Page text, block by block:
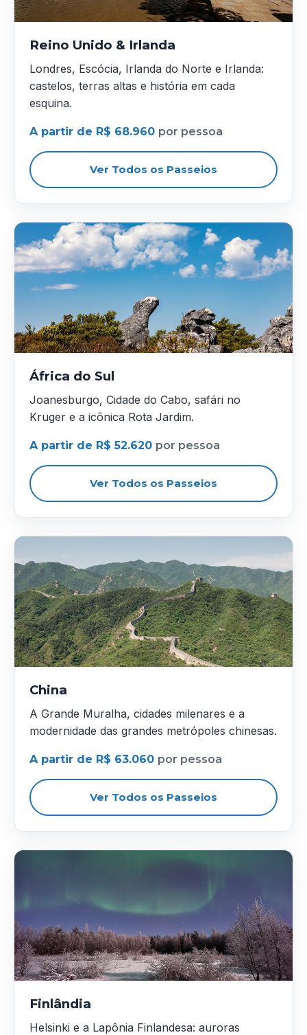
Reino Unido & Irlanda
Londres, Escócia, Irlanda do Norte e Irlanda:
castelos, terras altas e história em cada
esquina.
A partir de R$ 68.960 por pessoa
Ver Todos os Passeios
África do Sul
Joanesburgo, Cidade do Cabo, safári no
Kruger e a icônica Rota Jardim.
A partir de R$ 52.620 por pessoa
Ver Todos os Passeios
China
A Grande Muralha, cidades milenares e a
modernidade das grandes metrópoles chinesas.
A partir de R$ 63.060 por pessoa
Ver Todos os Passeios
Finlândia
Helsinki e a Lapônia Finlandesa: auroras